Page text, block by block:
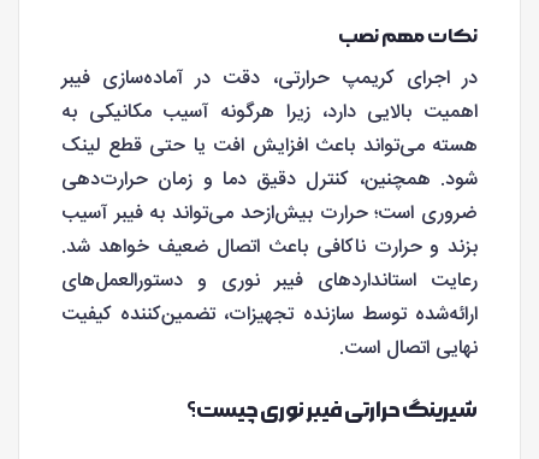
نکات مهم نصب
در اجرای کریمپ حرارتی، دقت در آماده‌سازی فیبر
اهمیت بالایی دارد، زیرا هرگونه آسیب مکانیکی به
هسته می‌تواند باعث افزایش افت یا حتی قطع لینک
شود. همچنین، کنترل دقیق دما و زمان حرارت‌دهی
ضروری است؛ حرارت بیش‌ازحد می‌تواند به فیبر آسیب
بزند و حرارت ناکافی باعث اتصال ضعیف خواهد شد.
رعایت استانداردهای فیبر نوری و دستورالعمل‌های
ارائه‌شده توسط سازنده تجهیزات، تضمین‌کننده کیفیت
نهایی اتصال است.
شیرینگ حرارتی فیبر نوری چیست؟